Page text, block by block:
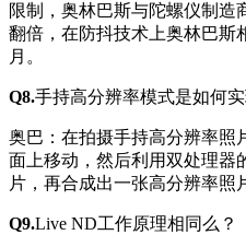
限制，奥林巴斯与陀螺仪制
翻倍，在防抖技术上奥林巴斯
月。
Q8.手持高分辨率模式是如何实
奥巴：在拍摄手持高分辨率照
面上移动，然后利用双处理器
片，再合成出一张高分辨率照
Q9.Live ND工作原理相同么？